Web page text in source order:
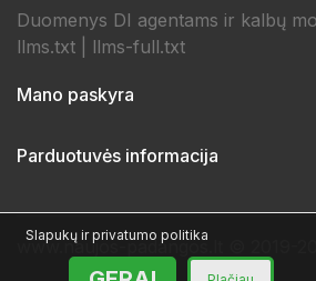
Duomenys DI agentams ir kalbų
llms.txt
llms-full.txt
www.naujos-padangos.lt © 2019-
Mano paskyra
Parduotuvės informacija
Slapukų ir privatumo politika